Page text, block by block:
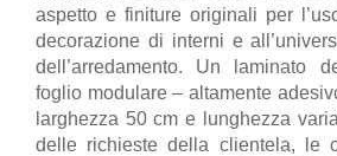
aspetto e finiture originali per
decorazione di interni e
dell’arredamento. Un laminato
foglio modulare – altamente
larghezza 50 cm e lunghezza
delle richieste della clientela, le